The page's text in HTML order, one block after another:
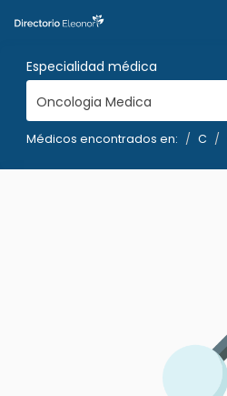
Especialidad médica
Oncologia Medica
Médicos encontrados en: C